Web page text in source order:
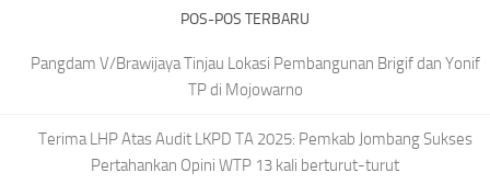
POS-POS TERBARU
Pangdam V/Brawijaya Tinjau Lokasi Pembangunan Brigif dan Yonif
TP di Mojowarno
Terima LHP Atas Audit LKPD TA 2025: Pemkab Jombang Sukses
Pertahankan Opini WTP 13 kali berturut-turut